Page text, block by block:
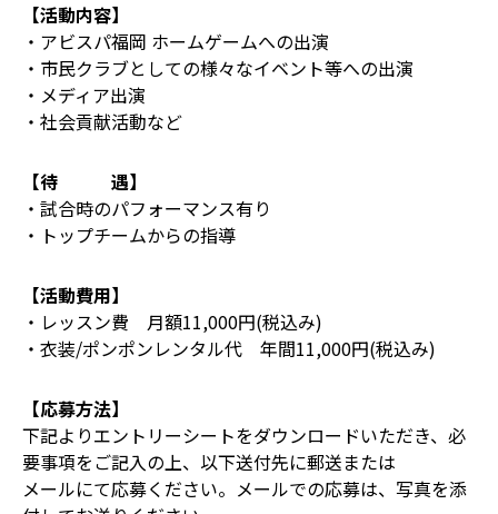
【活動内容】
・アビスパ福岡 ホームゲームへの出演
・市民クラブとしての様々なイベント等への出演
・メディア出演
・社会貢献活動など
【待 遇】
・試合時のパフォーマンス有り
・トップチームからの指導
【活動費用】
・レッスン費 月額11,000円(税込み)
・衣装/ポンポンレンタル代 年間11,000円(税込み)
【応募方法】
下記よりエントリーシートをダウンロードいただき、必
要事項をご記入の上、以下送付先に郵送または
メールにて応募ください。メールでの応募は、写真を添